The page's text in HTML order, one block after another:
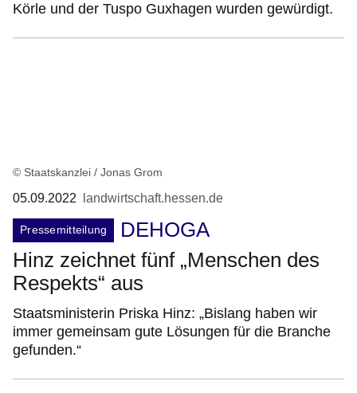
Körle und der Tuspo Guxhagen wurden gewürdigt.
© Staatskanzlei / Jonas Grom
05.09.2022 landwirtschaft.hessen.de
Pressemitteilung
DEHOGA
Hinz zeichnet fünf „Menschen des
Respekts“ aus
Staatsministerin Priska Hinz: „Bislang haben wir
immer gemeinsam gute Lösungen für die Branche
gefunden.“